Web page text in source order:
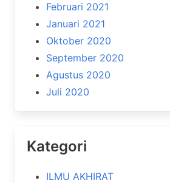
Februari 2021
Januari 2021
Oktober 2020
September 2020
Agustus 2020
Juli 2020
Kategori
ILMU AKHIRAT